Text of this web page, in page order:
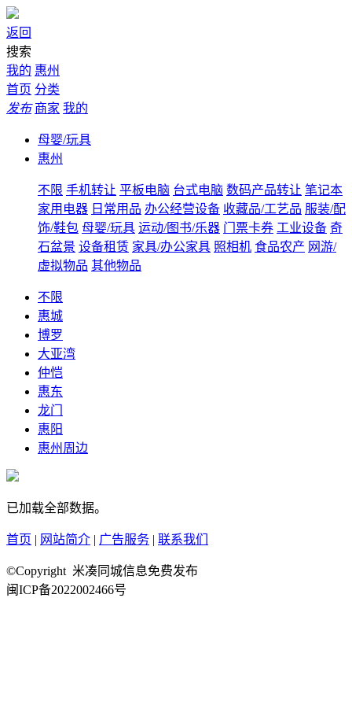
返回
搜索
我的 惠州
首页 分类
发布 商家 我的
母婴/玩具
惠州
不限 手机转让 平板电脑 台式电脑 数码产品转让 笔记本
家用电器 日常用品 办公经营设备 收藏品/工艺品 服装/配
饰/鞋包 母婴/玩具 运动/图书/乐器 门票卡券 工业设备 奇
石盆景 设备租赁 家具/办公家具 照相机 食品农产 网游/
虚拟物品 其他物品
不限
惠城
博罗
大亚湾
仲恺
惠东
龙门
惠阳
惠州周边
已加载全部数据。
首页 | 网站简介 | 广告服务 | 联系我们
©Copyright 米凑同城信息免费发布
闽ICP备2022002466号